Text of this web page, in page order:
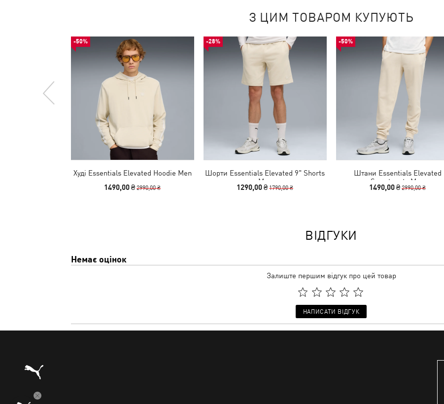
З ЦИМ ТОВАРОМ КУПУЮТЬ
-50%
Худі Essentials Elevated Hoodie Men
1490,00 ₴2990,00 ₴
-28%
Шорти Essentials Elevated 9" Shorts
Men
1290,00 ₴1790,00 ₴
-50%
Штани Essentials Elevated
Sweatpants Men
1490,00 ₴2990,00 ₴
ВІДГУКИ
Немає оцінок
Залиште першим відгук про цей товар
НАПИСАТИ ВІДГУК